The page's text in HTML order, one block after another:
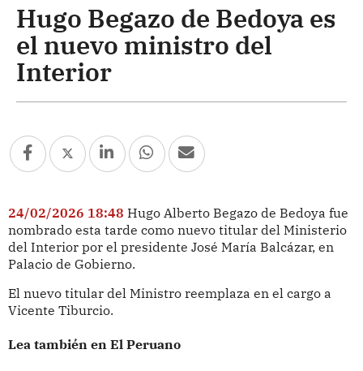
Hugo Begazo de Bedoya es
el nuevo ministro del
Interior
24/02/2026 18:48 Hugo Alberto Begazo de Bedoya fue
nombrado esta tarde como nuevo titular del Ministerio
del Interior por el presidente José María Balcázar, en
Palacio de Gobierno.
El nuevo titular del Ministro reemplaza en el cargo a
Vicente Tiburcio.
Lea también en El Peruano